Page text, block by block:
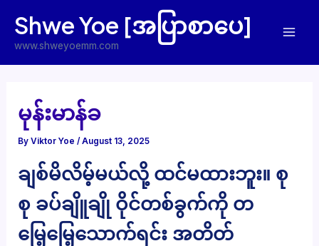
content
Shwe Yoe [အပြာစာပေ]
www.shweyoemm.com
မုန်းမာန်ခ
ByViktor Yoe/August 13, 2025
ချစ်မိလိမ့်မယ်လို့ ထင်မထားဘူး။ စု
စု ခပ်ချိူချို ဝိုင်တစ်ခွက်ကို တ
မြေ့မြေ့သောက်ရင်း အတိတ်